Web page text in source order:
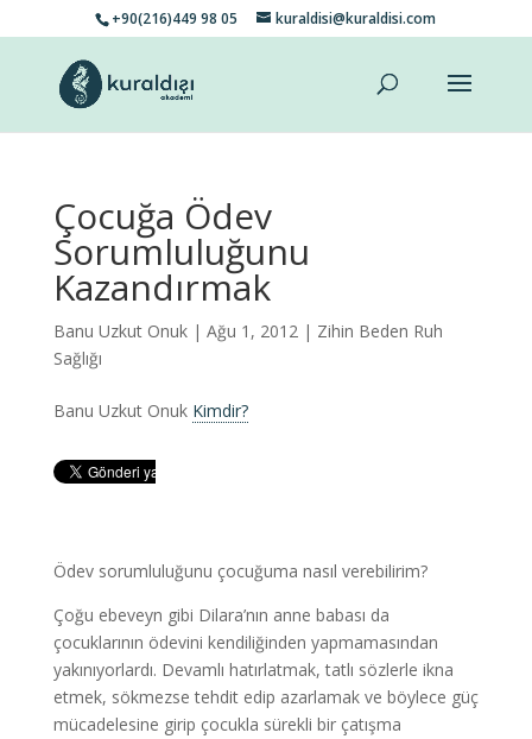
+90(216)449 98 05 kuraldisi@kuraldisi.com
Çocuğa Ödev
Sorumluluğunu
Kazandırmak
Banu Uzkut Onuk| Ağu 1, 2012 | Zihin Beden Ruh
Sağlığı
Banu Uzkut Onuk Kimdir?
Ödev sorumluluğunu çocuğuma nasıl verebilirim?
Çoğu ebeveyn gibi Dilara’nın anne babası da
çocuklarının ödevini kendiliğinden yapmamasından
yakınıyorlardı. Devamlı hatırlatmak, tatlı sözlerle ikna
etmek, sökmezse tehdit edip azarlamak ve böylece güç
mücadelesine girip çocukla sürekli bir çatışma